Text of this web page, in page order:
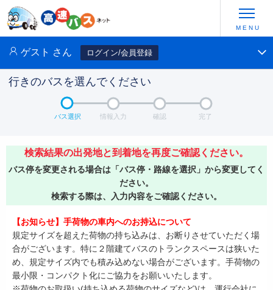
ゲスト さん ログイン/会員登録
行きのバスを選んでください
バス選択 情報入力 確認 完了
検索結果の出発地と到着地を再度ご確認ください。
バス停を変更される場合は「バス停・路線を選択」から変更してく
ださい。
検索する際は、入力内容をご確認ください。
【お知らせ】手荷物の車内へのお持込について
規定サイズを超えた荷物の持ち込みは、お断りさせていただく場
合がございます。特に２階建てバスのトランクスペースは狭いた
め、規定サイズ内でも積み込めない場合がございます。手荷物の
最小限・コンパクト化にご協力をお願いいたします。